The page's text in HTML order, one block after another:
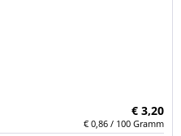
€ 3,20
€ 0,86 / 100 Gramm